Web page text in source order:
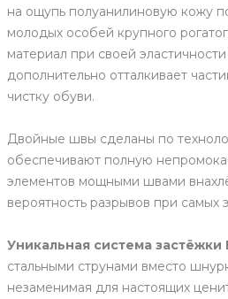
на ощупь полуанилиновую кожу
молодых особей крупного
материал при своей
дополнительно отталкивает
чистку обуви.
Двойные швы сделаны по
обеспечивают полную
элементов мощными швами
вероятность разрывов при самых
Уникальная система застёжки
стальными струнами вместо
незаменимая для настоящих